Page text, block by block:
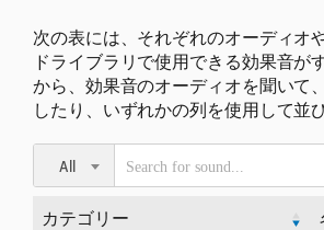
次の表には、それぞれのオーディオ
ドライブラリで使用できる効果音
から、効果音のオーディオを聞いて
したり、いずれかの列を使用して並
All
カテゴリー